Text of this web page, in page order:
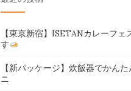
【東京新宿】ISETANカレーフェ
す
【新パッケージ】炊飯器でかん
ニ